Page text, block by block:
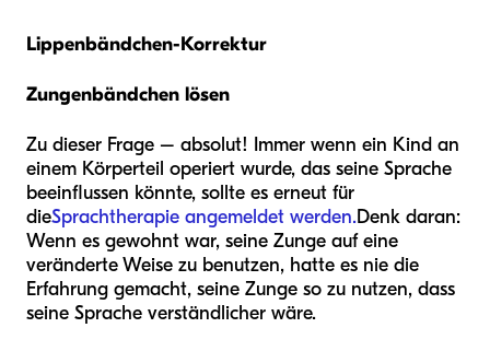
Lippenbändchen-Korrektur
Zungenbändchen lösen
Zu dieser Frage – absolut! Immer wenn ein Kind an
einem Körperteil operiert wurde, das seine Sprache
beeinflussen könnte, sollte es erneut für
dieSprachtherapie angemeldet werden.Denk daran:
Wenn es gewohnt war, seine Zunge auf eine
veränderte Weise zu benutzen, hatte es nie die
Erfahrung gemacht, seine Zunge so zu nutzen, dass
seine Sprache verständlicher wäre.